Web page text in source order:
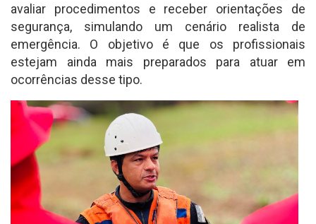
avaliar procedimentos e receber orientações de
segurança, simulando um cenário realista de
emergência. O objetivo é que os profissionais
estejam ainda mais preparados para atuar em
ocorrências desse tipo.